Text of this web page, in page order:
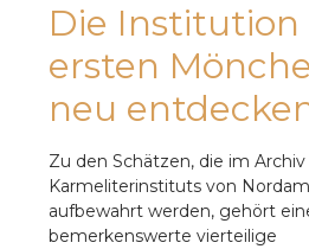
Die Institution
ersten Mönche
neu
Zu den Schätzen, die im Archiv
Karmeliterinstituts von
aufbewahrt werden, gehört
bemerkenswerte vierteilige